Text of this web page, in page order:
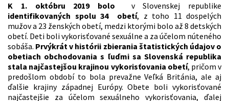
K 1. októbru 2019 bolo
v Slovenskej republike
identifikovaných spolu 34 obetí, z toho 11 dospelých
mužov a 23 ženských obetí, medzi ktorými bolo až 8 detských
obetí. Deti boli vykorisťované sexuálne a za účelom núteného
sobáša. Prvýkrát v histórii zbierania štatistických údajov o
obetiach obchodovania s ľuďmi sa Slovenská republika
stala najčastejšou krajinou vykorisťovania obetí, pričom v
predošlom období to bola prevažne Veľká Británia, ale aj
ďalšie krajiny západnej Európy. Obete boli vykorisťované
najčastejšie za účelom sexuálneho vykorisťovania, ďalej